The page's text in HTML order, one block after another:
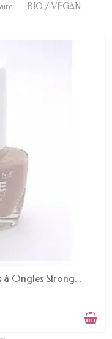
BIO / VEGAN
EN STOCK
Ongles Strong...